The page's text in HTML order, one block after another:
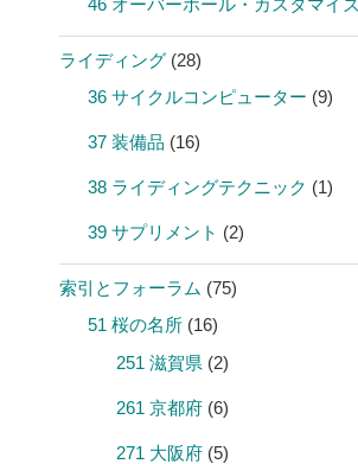
46 オーバーホール・カスタマイズ
ライディング (28)
36 サイクルコンピューター (9)
37 装備品 (16)
38 ライディングテクニック (1)
39 サプリメント (2)
索引とフォーラム (75)
51 桜の名所 (16)
251 滋賀県 (2)
261 京都府 (6)
271 大阪府 (5)